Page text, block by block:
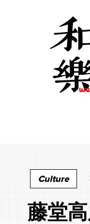
Culture
藤堂